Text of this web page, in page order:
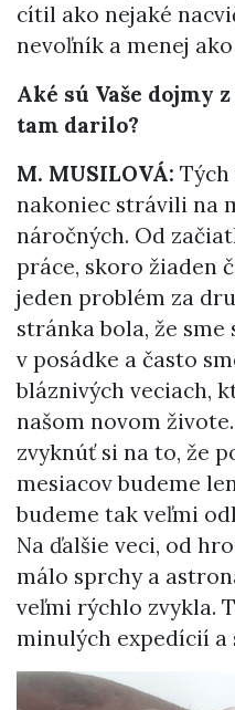
cítil ako nejaké
nevoľník a menej
Aké sú Vaše dojmy
tam darilo?
M. MUSILOVÁ:
nakoniec strávili na
náročných. Od
práce, skoro žiaden
jeden problém za
stránka bola, že
v posádke a často
bláznivých veciach,
našom novom
zvyknúť si na to, že
mesiacov budeme
budeme tak veľmi
Na ďalšie veci, od
málo sprchy a
veľmi rýchlo zvykla.
minulých expedícií a